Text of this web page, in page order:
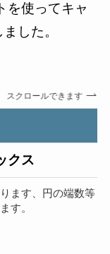
を使ってキャ
した。
スクロールできます
クス
ます、円の端数等
す。